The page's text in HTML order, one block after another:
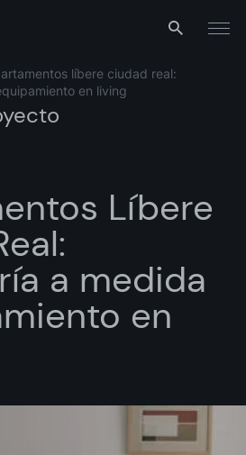
Menú
líbere ciudad real:
en living
Líbere
a medida
en